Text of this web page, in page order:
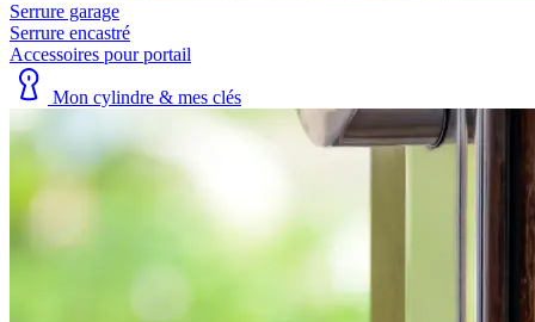
Serrure garage
Serrure encastré
Accessoires pour portail
Mon cylindre & mes clés